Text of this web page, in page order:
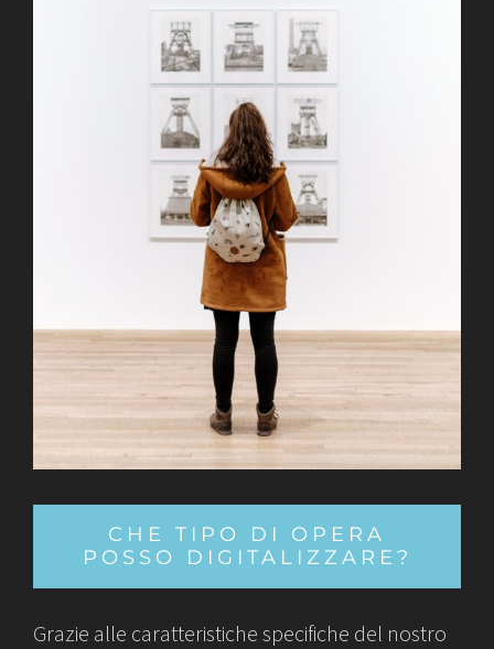
CHE TIPO DI OPERA
POSSO DIGITALIZZARE?
Grazie alle caratteristiche specifiche del nostro